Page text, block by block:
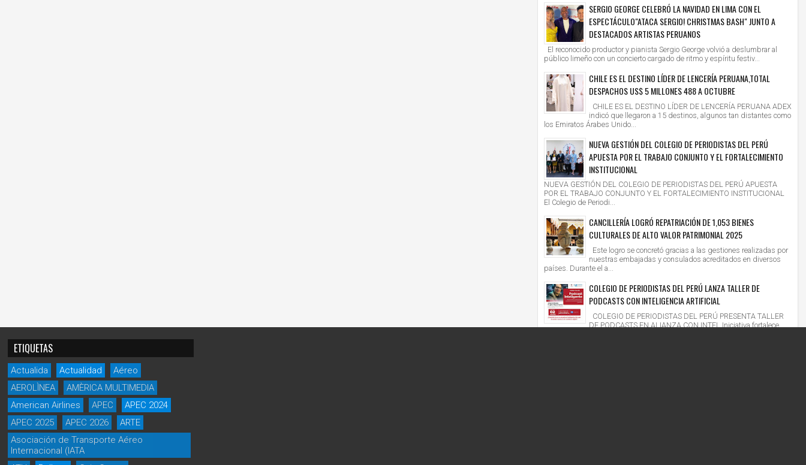
SERGIO GEORGE CELEBRÓ LA NAVIDAD EN LIMA CON EL
ESPECTÁCULO"ATACA SERGIO! CHRISTMAS BASH" JUNTO A
DESTACADOS ARTISTAS PERUANOS
El reconocido productor y pianista Sergio George volvió a deslumbrar al
público limeño con un concierto cargado de ritmo y espíritu festiv...
CHILE ES EL DESTINO LÍDER DE LENCERÍA PERUANA,TOTAL
DESPACHOS US$ 5 MILLONES 488 A OCTUBRE
CHILE ES EL DESTINO LÍDER DE LENCERÍA PERUANA ADEX
indicó que llegaron a 15 destinos, algunos tan distantes como
los Emiratos Árabes Unido...
NUEVA GESTIÓN DEL COLEGIO DE PERIODISTAS DEL PERÚ
APUESTA POR EL TRABAJO CONJUNTO Y EL FORTALECIMIENTO
INSTITUCIONAL
NUEVA GESTIÓN DEL COLEGIO DE PERIODISTAS DEL PERÚ APUESTA
POR EL TRABAJO CONJUNTO Y EL FORTALECIMIENTO INSTITUCIONAL
El Colegio de Periodi...
CANCILLERÍA LOGRÓ REPATRIACIÓN DE 1,053 BIENES
CULTURALES DE ALTO VALOR PATRIMONIAL 2025
Este logro se concretó gracias a las gestiones realizadas por
nuestras embajadas y consulados acreditados en diversos
países. Durante el a...
COLEGIO DE PERIODISTAS DEL PERÚ LANZA TALLER DE
PODCASTS CON INTELIGENCIA ARTIFICIAL
COLEGIO DE PERIODISTAS DEL PERÚ PRESENTA TALLER
DE PODCASTS EN ALIANZA CON INTEL Iniciativa fortalece
ETIQUETAS
Actualida Actualidad
Aéreo
AEROLÌNEA
AMÈRICA MULTIMEDIA
American Airlines
APEC
APEC 2024
APEC 2025
APEC 2026
ARTE
Asociación de Transporte Aéreo
Internacional (IATA